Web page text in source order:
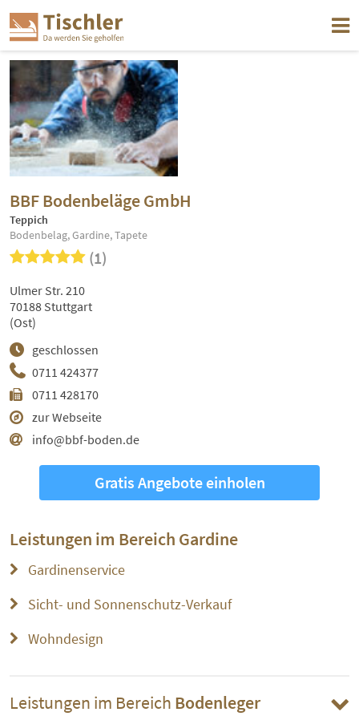
BBF Bodenbeläge GmbH
Teppich
Bodenbelag, Gardine, Tapete
(1)
0711 424377
0711 428170
zur Webseite
info@bbf-boden.de
geschlossen
Ulmer Str. 210
70188 Stuttgart
(Ost)
Gratis Angebote einholen
Leistungen im Bereich Gardine
Gardinenservice
Sicht- und Sonnenschutz-Verkauf
Wohndesign
Leistungen im Bereich Bodenleger